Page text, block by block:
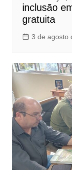
inclusão
gratuita
3 de agosto